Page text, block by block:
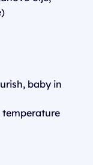
baby in
temperature